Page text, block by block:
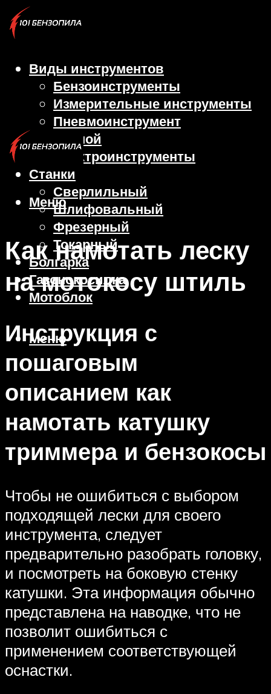
Виды инструментов
Бензоинструменты
Измерительные инструменты
Пневмоинструмент
Ручной
Электроинструменты
Станки
Сверлильный
Шлифовальный
Фрезерный
Токарный
Болгарка
Газонокосилка
Мотоблок
Меню
Меню
Как намотать леску
на мотокосу штиль
Инструкция с
пошаговым
описанием как
намотать катушку
триммера и бензокосы
Чтобы не ошибиться с выбором
подходящей лески для своего
инструмента, следует
предварительно разобрать головку,
и посмотреть на боковую стенку
катушки. Эта информация обычно
представлена на наводке, что не
позволит ошибиться с
применением соответствующей
оснастки.